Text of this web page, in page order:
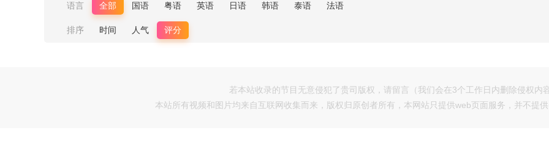
语言 全部 国语 粤语 英语 日语 韩语 泰语 法语
排序 时间 人气 评分
若本站收录的节目无意侵犯了贵司版权，请留言（我们会在3个工作日内删除侵权内
本站所有视频和图片均来自互联网收集而来，版权归原创者所有，本网站只提供web页面服务，并不提